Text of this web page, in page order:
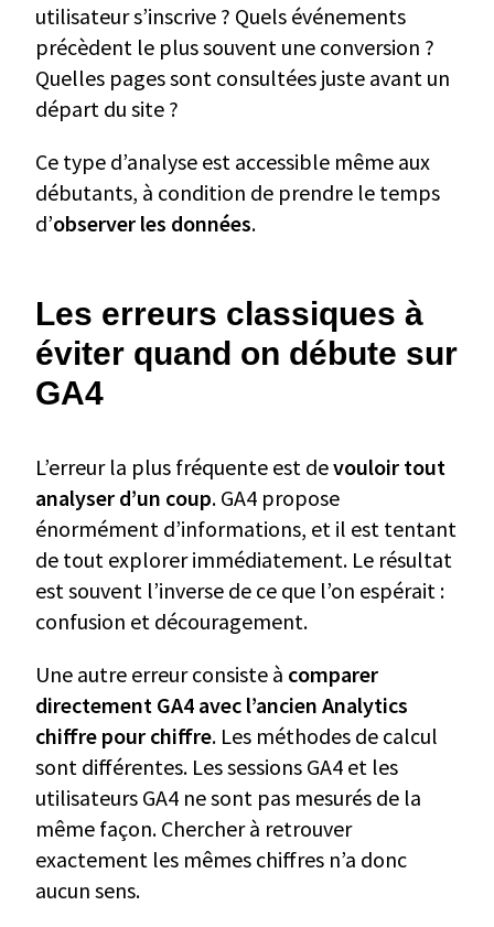
utilisateur s’inscrive ? Quels événements
précèdent le plus souvent une conversion ?
Quelles pages sont consultées juste avant un
départ du site ?
Ce type d’analyse est accessible même aux
débutants, à condition de prendre le temps
d’observer les données.
Les erreurs classiques à
éviter quand on débute sur
GA4
L’erreur la plus fréquente est devouloir tout
analyser d’un coup. GA4 propose
énormément d’informations, et il est tentant
de tout explorer immédiatement. Le résultat
est souvent l’inverse de ce que l’on espérait :
confusion et découragement.
Une autre erreur consiste à comparer
directement GA4 avec l’ancien Analytics
chiffre pour chiffre. Les méthodes de calcul
sont différentes. Les sessions GA4 et les
utilisateurs GA4 ne sont pas mesurés de la
même façon. Chercher à retrouver
exactement les mêmes chiffres n’a donc
aucun sens.